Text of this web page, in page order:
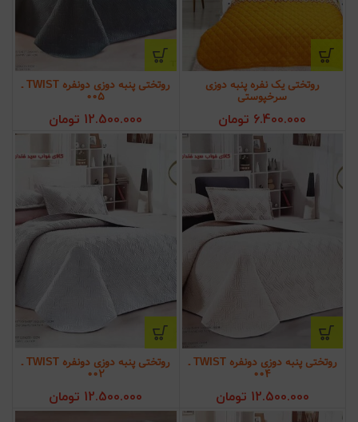
روتختی یک نفره پنبه دوزی
سرخپوستی
6.400.000 تومان
روتختی پنبه دوزی دونفره TWIST ـ
005
12.500.000 تومان
روتختی پنبه دوزی دونفره TWIST ـ
004
12.500.000 تومان
روتختی پنبه دوزی دونفره TWIST ـ
002
12.500.000 تومان